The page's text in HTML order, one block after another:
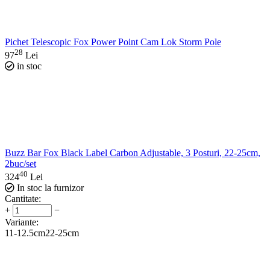
Pichet Telescopic Fox Power Point Cam Lok Storm Pole
9728 Lei
in stoc
Buzz Bar Fox Black Label Carbon Adjustable, 3 Posturi, 22-25cm,
2buc/set
32440 Lei
In stoc la furnizor
Cantitate:
+
−
Variante:
11-12.5cm22-25cm